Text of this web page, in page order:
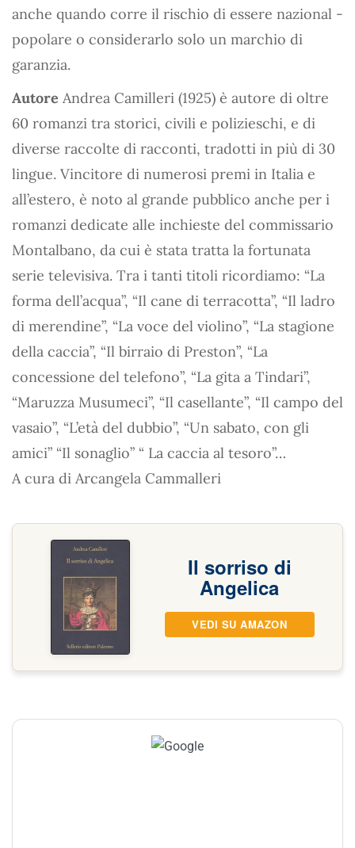
anche quando corre il rischio di essere nazional -
popolare o considerarlo solo un marchio di
garanzia.
Autore Andrea Camilleri (1925) è autore di oltre
60 romanzi tra storici, civili e polizieschi, e di
diverse raccolte di racconti, tradotti in più di 30
lingue. Vincitore di numerosi premi in Italia e
all’estero, è noto al grande pubblico anche per i
romanzi dedicate alle inchieste del commissario
Montalbano, da cui è stata tratta la fortunata
serie televisiva. Tra i tanti titoli ricordiamo: “La
forma dell’acqua”, “Il cane di terracotta”, “Il ladro
di merendine”, “La voce del violino”, “La stagione
della caccia”, “Il birraio di Preston”, “La
concessione del telefono”, “La gita a Tindari”,
“Maruzza Musumeci”, “Il casellante”, “Il campo del
vasaio”, “L’età del dubbio”, “Un sabato, con gli
amici” “Il sonaglio” “ La caccia al tesoro”…
A cura di Arcangela Cammalleri
Il sorriso di
Angelica
VEDI SU AMAZON